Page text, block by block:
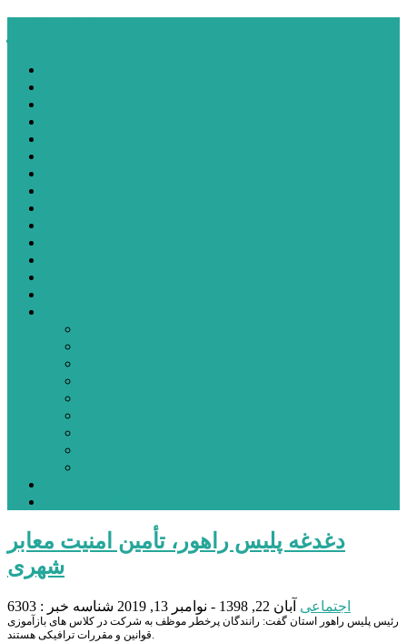
دغدغه پلیس راهور، تأمین امنیت معابر
شهری
اجتماعی آبان 22, 1398 - نوامبر 13, 2019 شناسه خبر : 6303
رئیس پلیس راهور استان گفت: رانندگان پرخطر موظف به شرکت در کلاس های بازآموزی
قوانین و مقررات ترافیکی هستند.